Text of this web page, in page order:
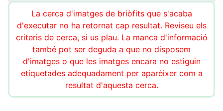
La cerca d'imatges de briòfits que s'acaba
d'executar no ha retornat cap resultat. Reviseu els
criteris de cerca, si us plau. La manca d'informació
també pot ser deguda a que no disposem
d'imatges o que les imatges encara no estiguin
etiquetades adequadament per aparèixer com a
resultat d'aquesta cerca.